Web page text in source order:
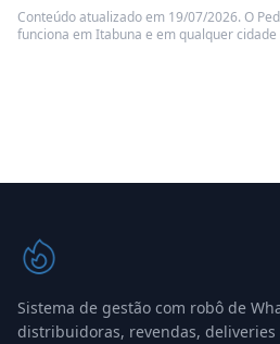
Conteúdo atualizado em 19/07/2026. O
funciona em Itabuna e em qualquer cidade
Sistema de gestão com robô de
distribuidoras, revendas, deliveries